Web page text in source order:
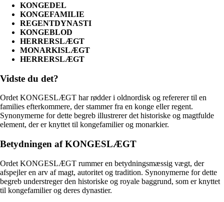
KONGEDEL
KONGEFAMILIE
REGENTDYNASTI
KONGEBLOD
HERRERSLÆGT
MONARKISLÆGT
HERRERSLÆGT
Vidste du det?
Ordet KONGESLÆGT har rødder i oldnordisk og refererer til en
families efterkommere, der stammer fra en konge eller regent.
Synonymerne for dette begreb illustrerer det historiske og magtfulde
element, der er knyttet til kongefamilier og monarkier.
Betydningen af KONGESLÆGT
Ordet KONGESLÆGT rummer en betydningsmæssig vægt, der
afspejler en arv af magt, autoritet og tradition. Synonymerne for dette
begreb understreger den historiske og royale baggrund, som er knyttet
til kongefamilier og deres dynastier.